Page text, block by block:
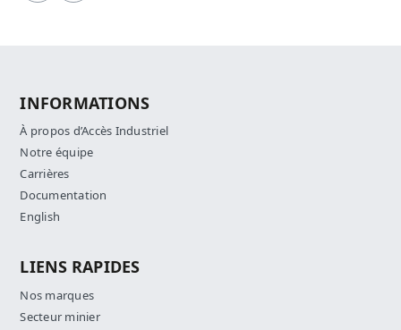
INFORMATIONS
À propos d’Accès Industriel
Notre équipe
Carrières
Documentation
English
LIENS RAPIDES
Nos marques
Secteur minier